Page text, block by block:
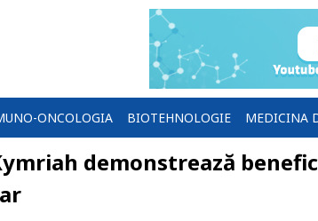
ONCOLOGIA BIOTEHNOLOGIE MEDICINA
demonstrează